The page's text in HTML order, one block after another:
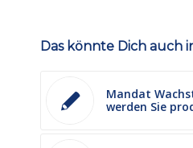
Das könnte Dich auch
Mandat
werden Sie